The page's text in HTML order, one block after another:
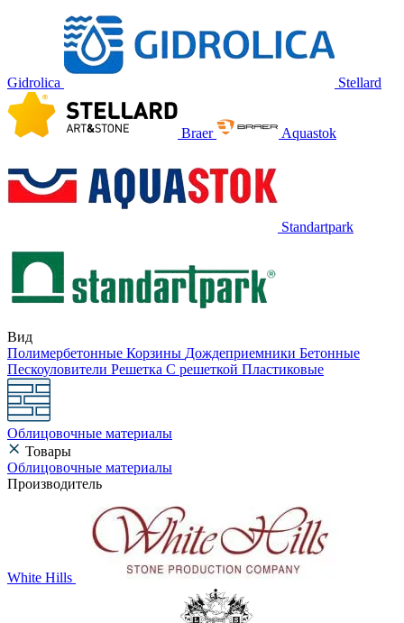
Gidrolica Stellard
Braer Aquastok
Standartpark
Вид
Полимербетонные Корзины Дождеприемники Бетонные
Пескоуловители Решетка С решеткой Пластиковые
Облицовочные материалы
Товары
Облицовочные материалы
Производитель
White Hills